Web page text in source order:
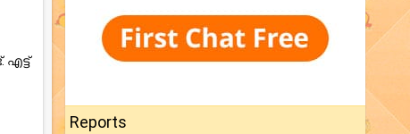
Reports